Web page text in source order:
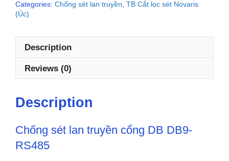
cổng
Categories: Chống sét lan truyền, TB Cắt lọc sét Novaris
(Úc)
Description
Reviews (0)
Description
Chống sét lan truyền cổng DB DB9-
RS485